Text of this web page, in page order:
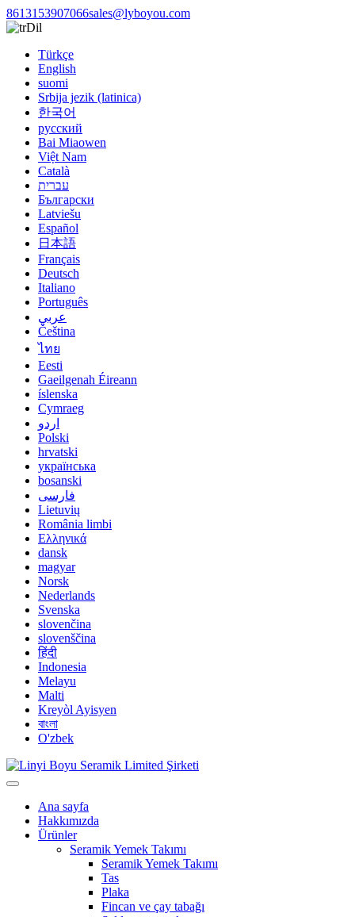
8613153907066sales@lyboyou.com
Dil
Türkçe
English
suomi
Srbija jezik (latinica)
한국어
русский
Bai Miaowen
Việt Nam
Català
עברית
Български
Latviešu
Español
日本語
Français
Deutsch
Italiano
Português
عربي
Čeština
ไทย
Eesti
Gaeilgenah Éireann
íslenska
Cymraeg
اردو
Polski
hrvatski
українська
bosanski
فارسی
Lietuvių
România limbi
Ελληνικά
dansk
magyar
Norsk
Nederlands
Svenska
slovenčina
slovenščina
हिंदी
Indonesia
Melayu
Malti
Kreyòl Ayisyen
বাংলা
O'zbek
Ana sayfa
Hakkımızda
Ürünler
Seramik Yemek Takımı
Seramik Yemek Takımı
Tas
Plaka
Fincan ve çay tabağı